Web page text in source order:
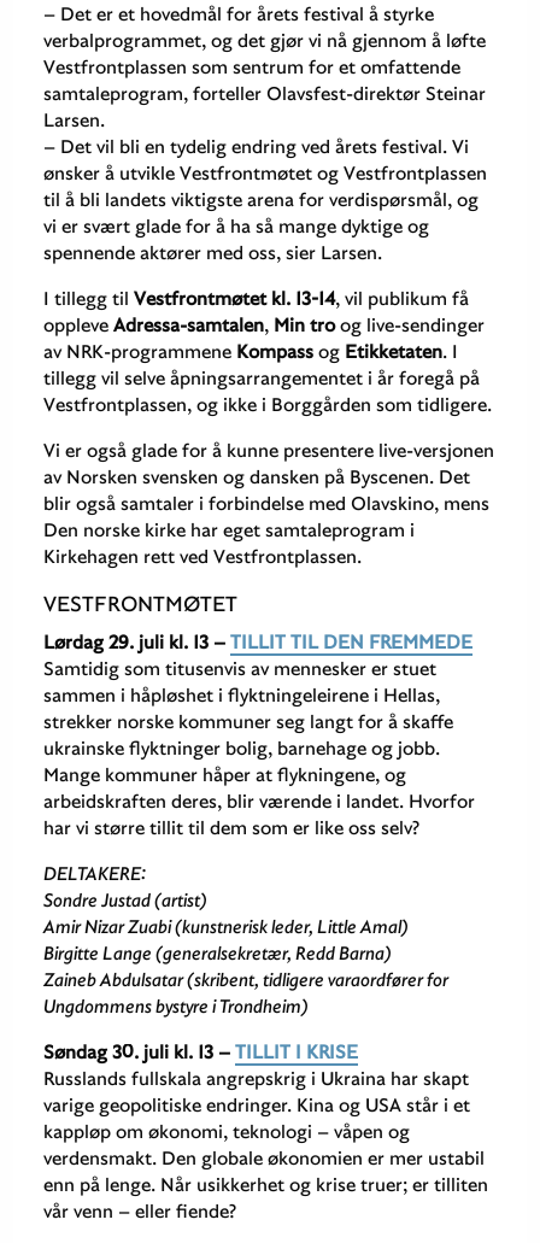
– Det er et hovedmål for årets festival å styrke
verbalprogrammet, og det gjør vi nå gjennom å løfte
Vestfrontplassen som sentrum for et omfattende
samtaleprogram, forteller Olavsfest-direktør Steinar
Larsen.
– Det vil bli en tydelig endring ved årets festival. Vi
ønsker å utvikle Vestfrontmøtet og Vestfrontplassen
til å bli landets viktigste arena for verdispørsmål, og
vi er svært glade for å ha så mange dyktige og
spennende aktører med oss, sier Larsen.
I tillegg tilVestfrontmøtet kl. 13-14, vil publikum få
oppleveAdressa-samtalen, Min troog live-sendinger
av NRK-programmene Kompass og Etikketaten. I
tillegg vil selve åpningsarrangementet i år foregå på
Vestfrontplassen, og ikke i Borggården som tidligere.
Vi er også glade for å kunne presentere live-versjonen
av Norsken svensken og dansken på Byscenen. Det
blir også samtaler i forbindelse med Olavskino, mens
Den norske kirke har eget samtaleprogram i
Kirkehagen rett ved Vestfrontplassen.
VESTFRONTMØTET
Lørdag 29. juli kl. 13 –TILLIT TIL DEN FREMMEDE
Samtidig som titusenvis av mennesker er stuet
sammen i håpløshet i flyktningeleirene i Hellas,
strekker norske kommuner seg langt for å skaffe
ukrainske flyktninger bolig, barnehage og jobb.
Mange kommuner håper at flykningene, og
arbeidskraften deres, blir værende i landet. Hvorfor
har vi større tillit til dem som er like oss selv?
DELTAKERE:
Sondre Justad (artist)
Amir Nizar Zuabi (kunstnerisk leder, Little Amal)
Birgitte Lange (generalsekretær, Redd Barna)
Zaineb Abdulsatar (skribent, tidligere varaordfører for
Ungdommens bystyre i Trondheim)
Søndag 30. juli kl. 13 –TILLIT I KRISE
Russlands fullskala angrepskrig i Ukraina har skapt
varige geopolitiske endringer. Kina og USA står i et
kappløp om økonomi, teknologi – våpen og
verdensmakt. Den globale økonomien er mer ustabil
enn på lenge. Når usikkerhet og krise truer; er tilliten
vår venn – eller fiende?